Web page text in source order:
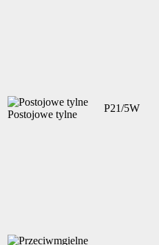
Postojowe tylne
P21/5W